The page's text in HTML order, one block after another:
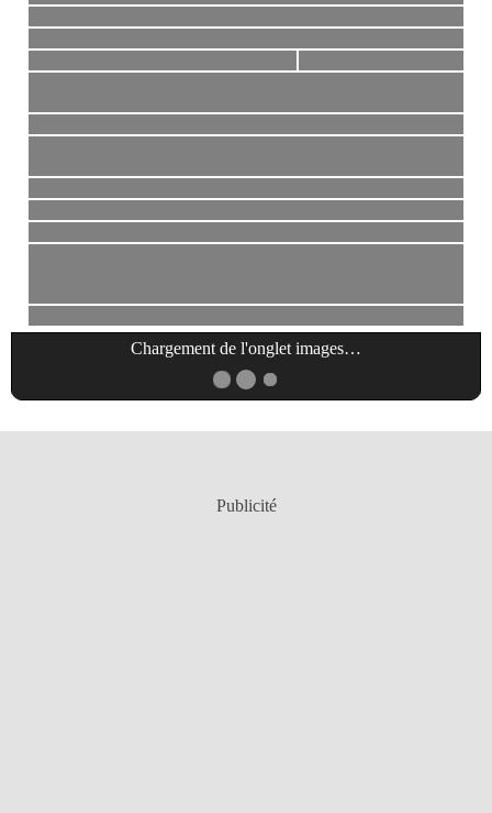
Chargement de l'onglet images…
Publicité